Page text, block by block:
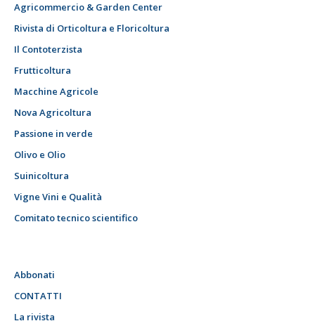
Agricommercio & Garden Center
Rivista di Orticoltura e Floricoltura
Il Contoterzista
Frutticoltura
Macchine Agricole
Nova Agricoltura
Passione in verde
Olivo e Olio
Suinicoltura
Vigne Vini e Qualità
Comitato tecnico scientifico
Abbonati
CONTATTI
La rivista